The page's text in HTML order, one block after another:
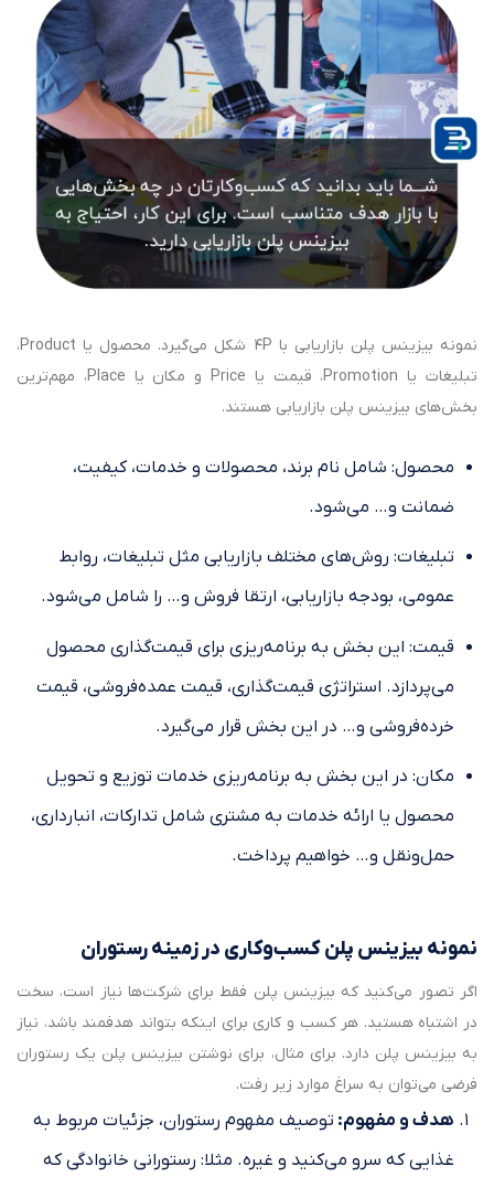
نمونه بیزینس پلن بازاریابی با 4P شکل می‌گیرد. محصول یا Product،
تبلیغات یا Promotion، قیمت یا Price و مکان یا Place، مهم‌ترین
بخش‌های بیزینس پلن بازاریابی هستند.
محصول: شامل نام برند، محصولات و خدمات، کیفیت،
ضمانت و… می‌شود.
تبلیغات: روش‌های مختلف بازاریابی مثل تبلیغات، روابط
عمومی، بودجه بازاریابی، ارتقا فروش و… را شامل می‌شود.
قیمت: این بخش به برنامه‌ریزی برای قیمت‌گذاری محصول
می‌پردازد. استراتژی قیمت‌گذاری، قیمت عمده‌فروشی، قیمت
خرده‌‎فروشی و… در این بخش قرار می‌گیرد.
مکان: در این بخش به برنامه‌ریزی خدمات توزیع و تحویل
محصول یا ارائه خدمات به مشتری شامل تدارکات، انبارداری،
حمل‌ونقل و… خواهیم پرداخت.
نمونه بیزینس پلن کسب‌وکاری در زمینه رستوران
اگر تصور می‌کنید که بیزینس پلن فقط برای شرکت‌ها نیاز است، سخت
در اشتباه هستید. هر کسب و کاری برای اینکه بتواند هدفمند باشد، نیاز
به بیزینس پلن دارد. برای مثال، برای نوشتن بیزینس پلن یک رستوران
فرضی می‌توان به سراغ موارد زیر رفت.
هدف و مفهوم: توصیف مفهوم رستوران، جزئیات مربوط به
غذایی که سرو می‌کنید و غیره. مثلا: رستورانی خانوادگی که